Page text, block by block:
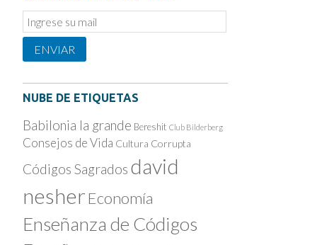
Email
Subscription
ENVIAR
NUBE DE ETIQUETAS
Babilonia la grande Bereshit Club Bilderberg
Consejos de Vida Cultura Corrupta
Códigos Sagrados david
nesher Economía
Enseñanza de Códigos